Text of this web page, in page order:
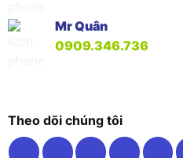
Mr Quân
0909.346.736
Theo dõi chúng tôi